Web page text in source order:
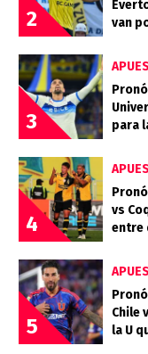
2
van
3
para
4
vs
entre
5
Chile
la U